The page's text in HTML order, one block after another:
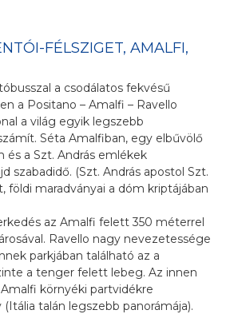
FÉLSZIGET, AMALFI,
a csodálatos fekvésű
a Positano – Amalfi – Ravello
a világ egyik legszebb
Séta Amalfiban, egy elbűvölő
és a Szt. András emlékek
szabadidő. (Szt. András apostol Szt.
földi maradványai a dóm kriptájában
az Amalfi felett 350 méterrel
Ravello nagy nevezetessége
parkjában található az a
a tenger felett lebeg. Az innen
környéki partvidékre
talán legszebb panorámája).